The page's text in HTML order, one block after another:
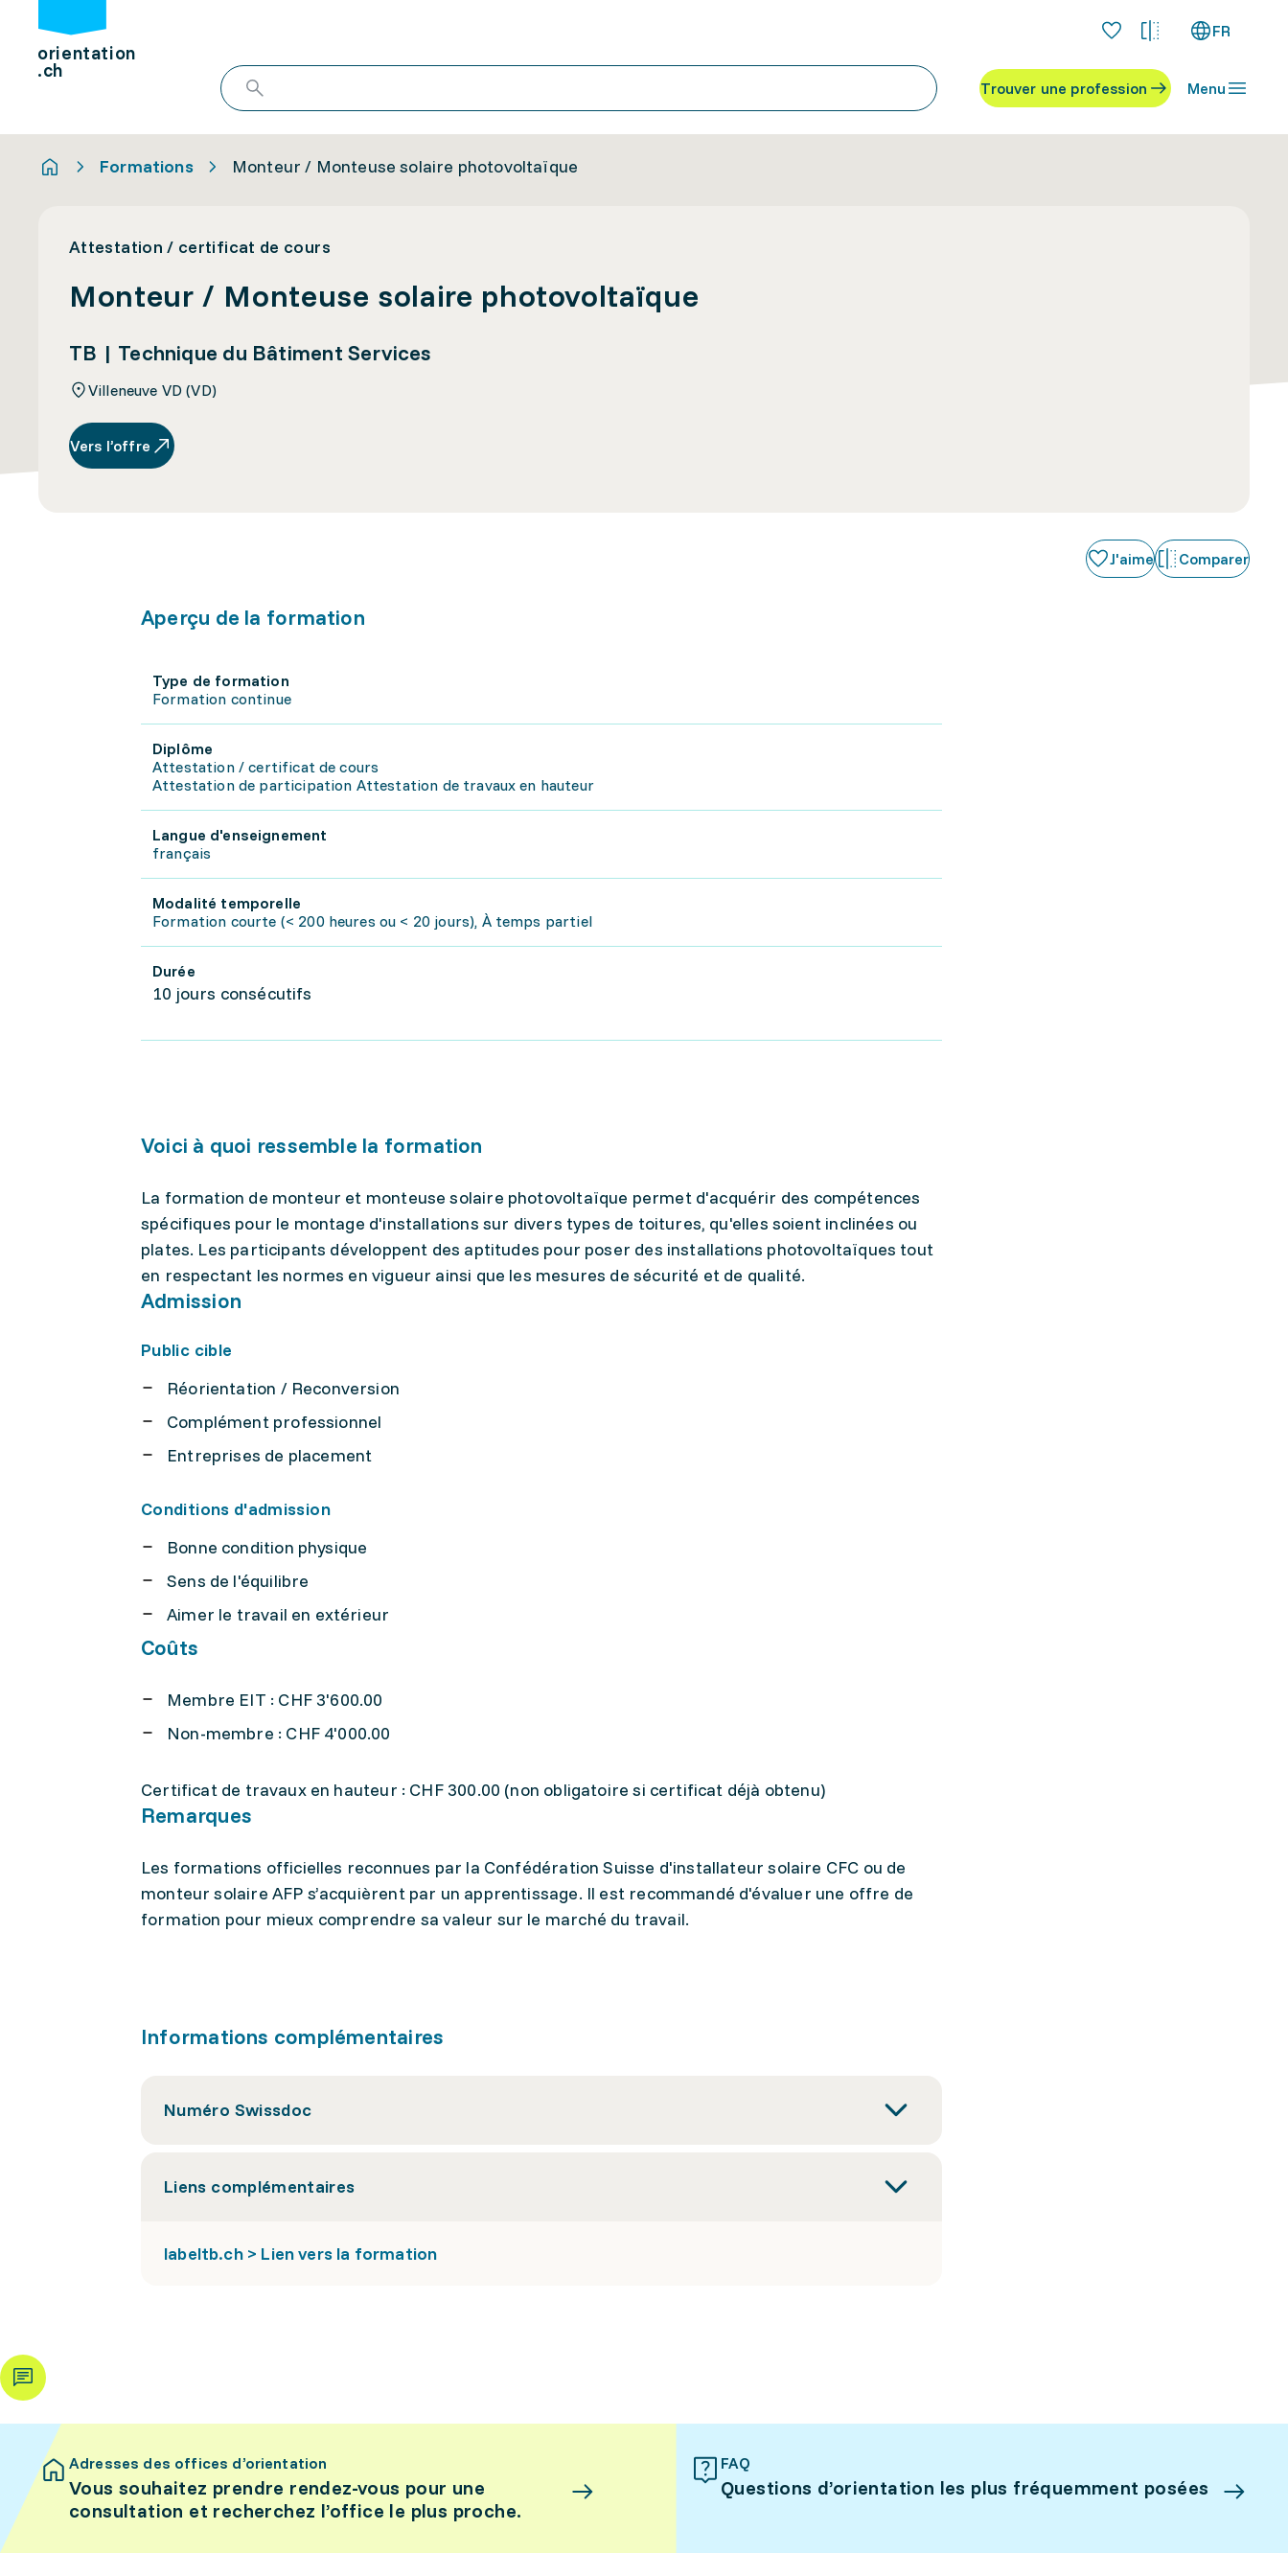
orientation
.ch
FR
Trouver une profession Menu
Formations Monteur / Monteuse solaire photovoltaïque
Attestation / certificat de cours
Monteur / Monteuse solaire photovoltaïque
TB | Technique du Bâtiment Services
Villeneuve VD (VD)
Vers l’offre
J'aime Comparer
Aperçu de la formation
Type de formation
Formation continue
Diplôme
Attestation / certificat de cours
Attestation de participation Attestation de travaux en hauteur
Langue d'enseignement
français
Modalité temporelle
Formation courte (< 200 heures ou < 20 jours), À temps partiel
Durée
10 jours consécutifs
Voici à quoi ressemble la formation
La formation de monteur et monteuse solaire photovoltaïque permet d'acquérir des compétences
spécifiques pour le montage d'installations sur divers types de toitures, qu'elles soient inclinées ou
plates. Les participants développent des aptitudes pour poser des installations photovoltaïques tout
en respectant les normes en vigueur ainsi que les mesures de sécurité et de qualité.
Admission
Public cible
Réorientation / Reconversion
Complément professionnel
Entreprises de placement
Conditions d'admission
Bonne condition physique
Sens de l'équilibre
Aimer le travail en extérieur
Coûts
Membre EIT : CHF 3'600.00
Non-membre : CHF 4'000.00
Certificat de travaux en hauteur : CHF 300.00 (non obligatoire si certificat déjà obtenu)
Remarques
Les formations officielles reconnues par la Confédération Suisse d'installateur solaire CFC ou de
monteur solaire AFP s’acquièrent par un apprentissage. Il est recommandé d'évaluer une offre de
formation pour mieux comprendre sa valeur sur le marché du travail.
Informations complémentaires
Numéro Swissdoc
Liens complémentaires
labeltb.ch > Lien vers la formation
Adresses des offices d’orientation
Vous souhaitez prendre rendez-vous pour une
consultation et recherchez l’office le plus proche.
FAQ
Questions d’orientation les plus fréquemment posées